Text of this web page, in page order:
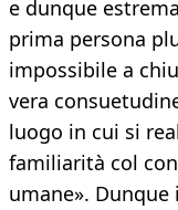
e dunque
prima persona
impossibile a
vera
luogo in cui si
familiarità col
umane».